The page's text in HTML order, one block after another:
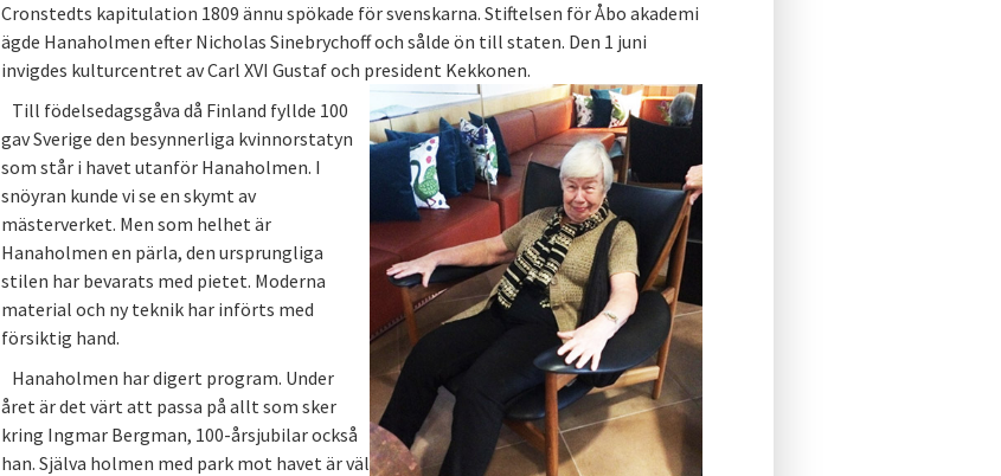
Cronstedts kapitulation 1809 ännu spökade för svenskarna. Stiftelsen för Åbo akademi
ägde Hanaholmen efter Nicholas Sinebrychoff och sålde ön till staten. Den 1 juni
invigdes kulturcentret av Carl XVI Gustaf och president Kekkonen.
Till födelsedagsgåva då Finland fyllde 100
gav Sverige den besynnerliga kvinnorstatyn
som står i havet utanför Hanaholmen. I
snöyran kunde vi se en skymt av
mästerverket. Men som helhet är
Hanaholmen en pärla, den ursprungliga
stilen har bevarats med pietet. Moderna
material och ny teknik har införts med
försiktig hand.
Hanaholmen har digert program. Under
året är det värt att passa på allt som sker
kring Ingmar Bergman, 100-årsjubilar också
han. Själva holmen med park mot havet är väl